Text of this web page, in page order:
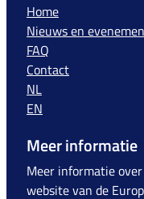
Home
Nieuws en
FAQ
Contact
NL
EN
Meer informatie
Meer informatie
website van de